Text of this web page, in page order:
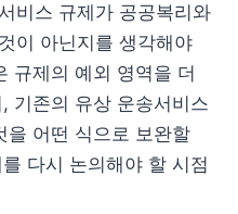
비스 규제가 공공복리와
이 아닌지를 생각해야
규제의 예외 영역을 더
기존의 유상 운송서비스
을 어떤 식으로 보완할
다시 논의해야 할 시점